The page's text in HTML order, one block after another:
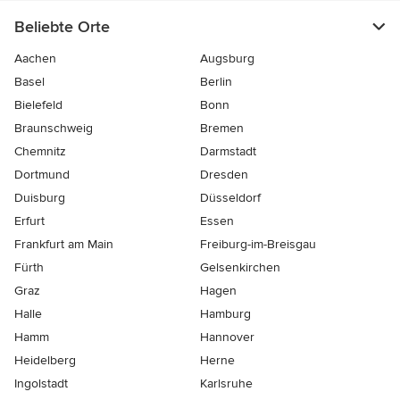
Beliebte Orte
Aachen
Augsburg
Basel
Berlin
Bielefeld
Bonn
Braunschweig
Bremen
Chemnitz
Darmstadt
Dortmund
Dresden
Duisburg
Düsseldorf
Erfurt
Essen
Frankfurt am Main
Freiburg-im-Breisgau
Fürth
Gelsenkirchen
Graz
Hagen
Halle
Hamburg
Hamm
Hannover
Heidelberg
Herne
Ingolstadt
Karlsruhe